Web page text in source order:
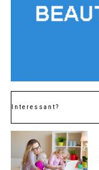
Interessant?